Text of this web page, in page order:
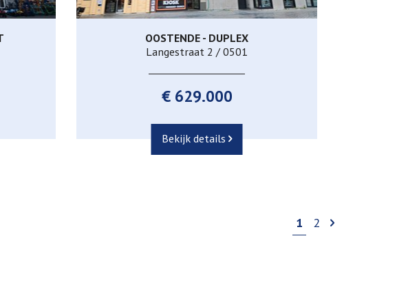
OOSTENDE - DUPLEX
Langestraat 2 / 0501
€ 629.000
Bekijk details
1 2